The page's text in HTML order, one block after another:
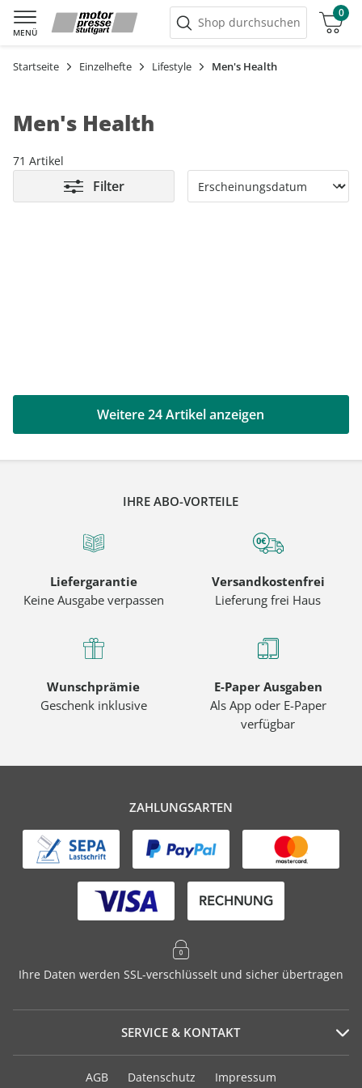
MENÜ
Shop durchsuchen
0
Warenkorb
Startseite Einzelhefte Lifestyle Men's Health
Men's Health
71 Artikel
Filter
Weitere 24 Artikel anzeigen
IHRE ABO-VORTEILE
Liefergarantie
Keine Ausgabe verpassen
Versandkostenfrei
Lieferung frei Haus
Wunschprämie
Geschenk inklusive
E-Paper Ausgaben
Als App oder E-Paper
verfügbar
ZAHLUNGSARTEN
Ihre Daten werden SSL-verschlüsselt und sicher übertragen
SERVICE & KONTAKT
Serviceportal
AGB Datenschutz Impressum